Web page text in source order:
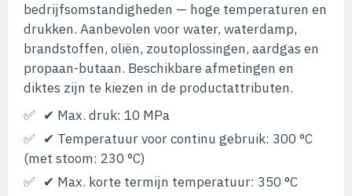
bedrijfsomstandigheden — hoge temperaturen en
drukken. Aanbevolen voor water, waterdamp,
brandstoffen, oliën, zoutoplossingen, aardgas en
propaan-butaan. Beschikbare afmetingen en
diktes zijn te kiezen in de productattributen.
✔ Max. druk: 10 MPa
✔ Temperatuur voor continu gebruik: 300 °C
(met stoom: 230 °C)
✔ Max. korte termijn temperatuur: 350 °C